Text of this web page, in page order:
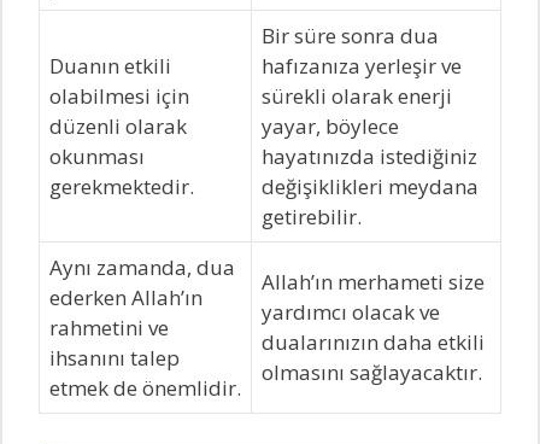
Duanın etkili
olabilmesi için
düzenli olarak
okunması
gerekmektedir.
Bir süre sonra dua
hafızanıza yerleşir ve
sürekli olarak enerji
yayar, böylece
hayatınızda istediğiniz
değişiklikleri meydana
getirebilir.
Aynı zamanda, dua
ederken Allah’ın
rahmetini ve
ihsanını talep
etmek de önemlidir.
Allah’ın merhameti size
yardımcı olacak ve
dualarınızın daha etkili
olmasını sağlayacaktır.